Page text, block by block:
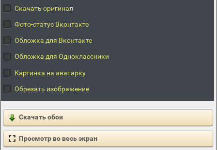
Скачать оригинал
Фото-статус Вконтакте
Обложка для Вконтакте
Обложка для Одноклассники
Картинка на аватарку
Обрезать изображение
Скачать обои
Просмотр во весь экран